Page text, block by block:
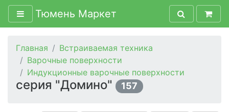
Тюмень Маркет
Главная
Встраиваемая техника
Варочные поверхности
Индукционные варочные поверхности
серия "Домино" 157